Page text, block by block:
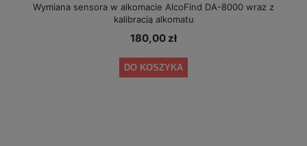
Wymiana sensora w alkomacie AlcoFind DA-8000 wraz z
kalibracją alkomatu
180,00 zł
DO KOSZYKA